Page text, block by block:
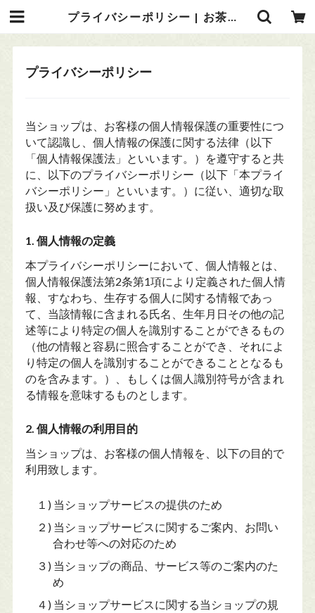
プライバシーポリシー | お茶の光緑園
プライバシーポリシー
当ショップは、お客様の個人情報保護の重要性につ
いて認識し、個人情報の保護に関する法律（以下
「個人情報保護法」といいます。）を遵守すると共
に、以下のプライバシーポリシー（以下「本プライ
バシーポリシー」といいます。）に従い、適切な取
扱い及び保護に努めます。
1. 個人情報の定義
本プライバシーポリシーにおいて、個人情報とは、
個人情報保護法第2条第1項により定義された個人情
報、すなわち、生存する個人に関する情報であっ
て、当該情報に含まれる氏名、生年月日その他の記
述等により特定の個人を識別することができるもの
（他の情報と容易に照合することができ、それによ
り特定の個人を識別することができることとなるも
のを含みます。）、もしくは個人識別符号が含まれ
る情報を意味するものとします。
2. 個人情報の利用目的
当ショップは、お客様の個人情報を、以下の目的で
利用致します。
１) 当ショップサービスの提供のため
２) 当ショップサービスに関するご案内、お問い
合わせ等への対応のため
３) 当ショップの商品、サービス等のご案内のた
め
４) 当ショップサービスに関する当ショップの規